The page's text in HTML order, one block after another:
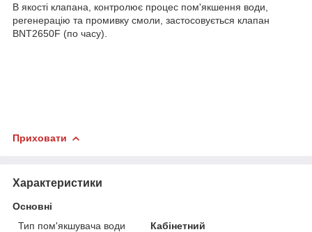
В якості клапана, контролює процес пом'якшення води,
регенерацію та промивку смоли, застосовується клапан
BNT2650F (по часу).
Приховати
Характеристики
Основні
Тип пом'якшувача води
Кабінетний